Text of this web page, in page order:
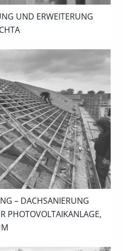
UND ERWEITERUNG
– DACHSANIERUNG
PHOTOVOLTAIKANLAGE,